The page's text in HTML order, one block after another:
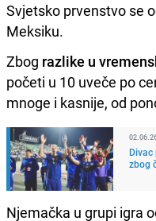
Svjetsko prvenstvo se
Meksiku.
Zbog razlike u
početi u 10 uveče po
mnoge i kasnije, od
Divac
zbog
Njemačka u grupi igra